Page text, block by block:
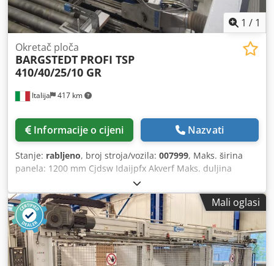
1 / 1
Italija 417 km
Okretač ploča
BARGSTEDT PROFI TSP
410/40/25/10 GR
Informacije o cijeni Nazvati
Stanje: rabljeno, broj stroja/vozila: 007999, Maks. širina
panela: 1200 mm Cjdsw Idaijpfx Akverf Maks. duljina
panela: 2600 mm Sustav rotacije: s dvostrukim konusom
Smjer rotacije: iz poprečnog u uzdužni smjer
Mali oglasi